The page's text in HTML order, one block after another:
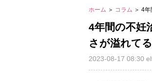
ホーム ＞ コラム ＞ 4
4年間の不妊
さが溢れて
2023-08-17 08:30